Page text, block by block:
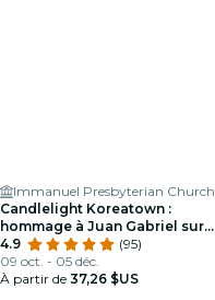
Immanuel Presbyterian Church
Candlelight Koreatown :
hommage à Juan Gabriel sur
cordes
4.9
(95)
09 oct. - 05 déc.
À partir de 37,26 $US